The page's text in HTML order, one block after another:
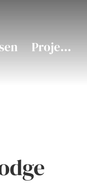
Projekte